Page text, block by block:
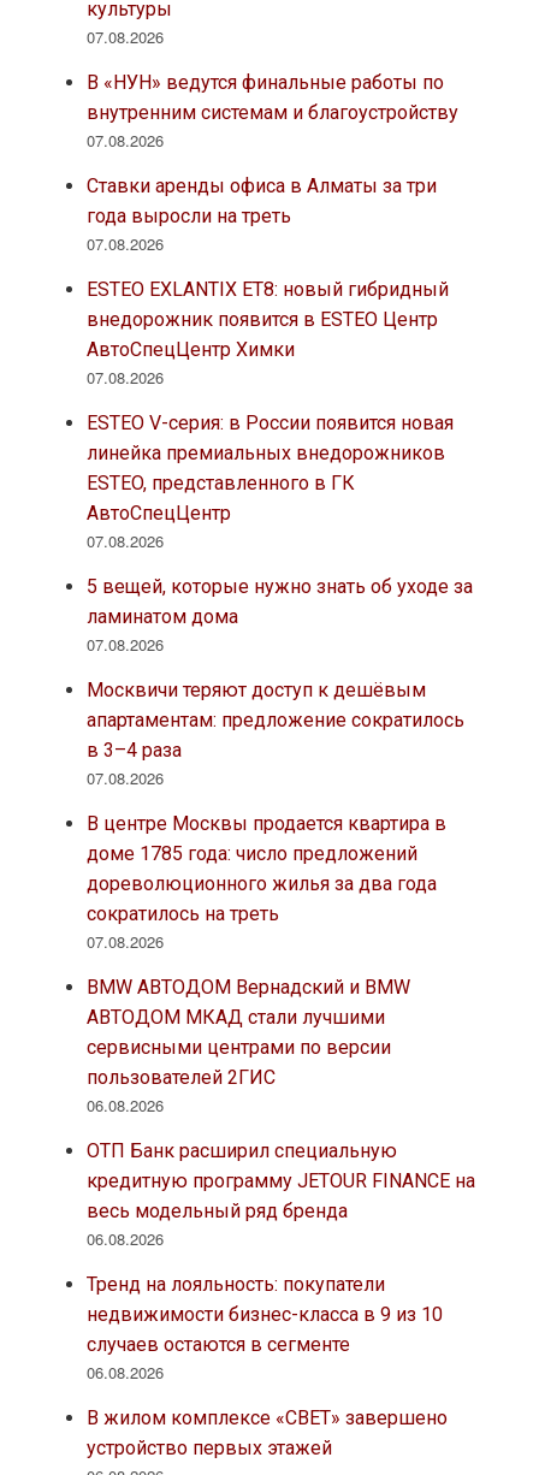
культуры
07.08.2026
В «НУН» ведутся финальные работы по
внутренним системам и благоустройству
07.08.2026
Ставки аренды офиса в Алматы за три
года выросли на треть
07.08.2026
ESTEO EXLANTIX ET8: новый гибридный
внедорожник появится в ESTEO Центр
АвтоСпецЦентр Химки
07.08.2026
ESTEO V-серия: в России появится новая
линейка премиальных внедорожников
ESTEO, представленного в ГК
АвтоСпецЦентр
07.08.2026
5 вещей, которые нужно знать об уходе за
ламинатом дома
07.08.2026
Москвичи теряют доступ к дешёвым
апартаментам: предложение сократилось
в 3–4 раза
07.08.2026
В центре Москвы продается квартира в
доме 1785 года: число предложений
дореволюционного жилья за два года
сократилось на треть
07.08.2026
BMW АВТОДОМ Вернадский и BMW
АВТОДОМ МКАД стали лучшими
сервисными центрами по версии
пользователей 2ГИС
06.08.2026
ОТП Банк расширил специальную
кредитную программу JETOUR FINANCE на
весь модельный ряд бренда
06.08.2026
Тренд на лояльность: покупатели
недвижимости бизнес-класса в 9 из 10
случаев остаются в сегменте
06.08.2026
В жилом комплексе «СВЕТ» завершено
устройство первых этажей